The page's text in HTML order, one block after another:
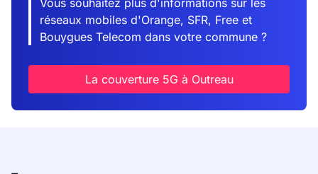
Vous souhaitez plus d'informations sur les
réseaux mobiles d'Orange, SFR, Free et
Bouygues Telecom dans votre commune ?
La couverture 5G à Outreau